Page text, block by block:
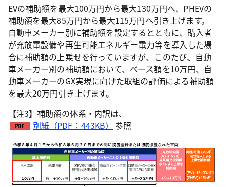
EVの補助額を最大100万円から最大130万円へ、PHEVの
補助額を最大85万円から最大115万円へ引き上げます。
自動車メーカー別に補助額を設定するとともに、購入者
が充放電設備や再生可能エネルギー電力等を導入した場
合に補助額の上乗せを行っていますが、このたび、自動
車メーカー別の補助額において、ベース額を10万円、自
動車メーカーのGX実現に向けた取組の評価による補助額
を最大20万円引き上げます。
【注3】補助額の体系・内訳は、
別紙（PDF：443KB） 参照